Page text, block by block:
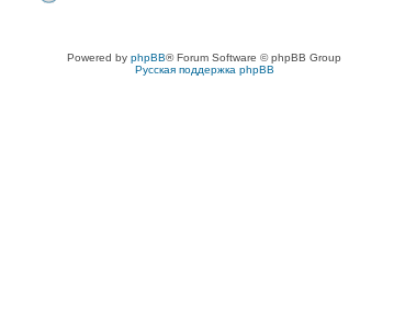
Powered by phpBB® Forum Software © phpBB Group
Русская поддержка phpBB